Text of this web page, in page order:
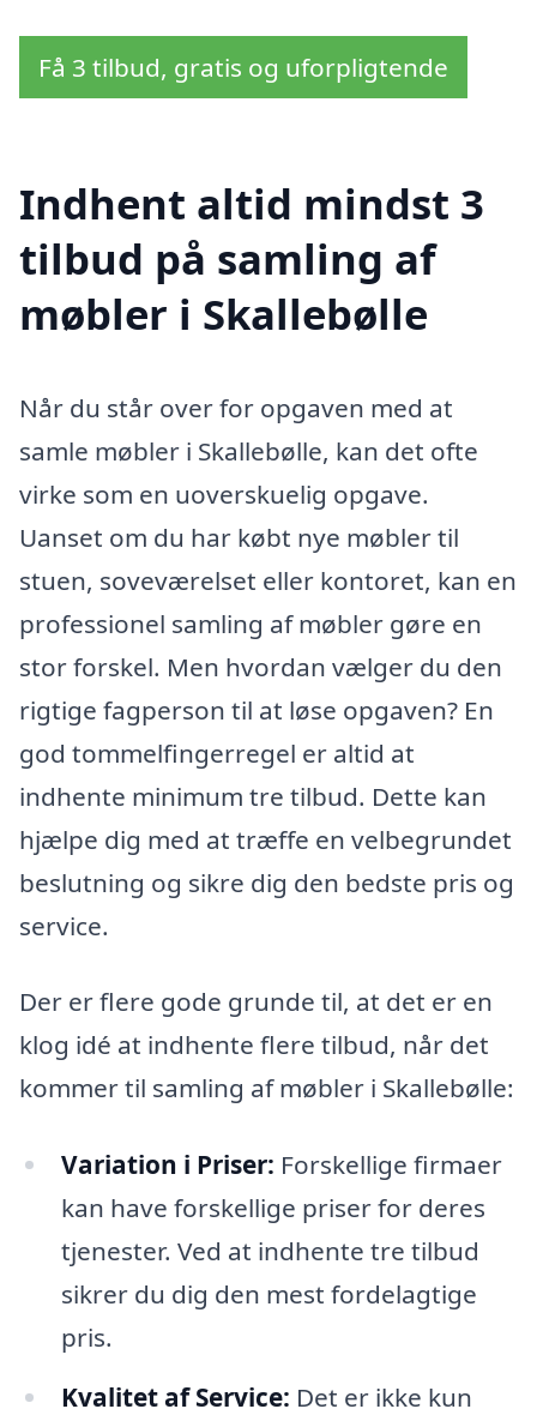
Få 3 tilbud, gratis og uforpligtende
Indhent altid mindst 3
tilbud på samling af
møbler i Skallebølle
Når du står over for opgaven med at
samle møbler i Skallebølle, kan det ofte
virke som en uoverskuelig opgave.
Uanset om du har købt nye møbler til
stuen, soveværelset eller kontoret, kan en
professionel samling af møbler gøre en
stor forskel. Men hvordan vælger du den
rigtige fagperson til at løse opgaven? En
god tommelfingerregel er altid at
indhente minimum tre tilbud. Dette kan
hjælpe dig med at træffe en velbegrundet
beslutning og sikre dig den bedste pris og
service.
Der er flere gode grunde til, at det er en
klog idé at indhente flere tilbud, når det
kommer til samling af møbler i Skallebølle:
Variation i Priser: Forskellige firmaer
kan have forskellige priser for deres
tjenester. Ved at indhente tre tilbud
sikrer du dig den mest fordelagtige
pris.
Kvalitet af Service: Det er ikke kun